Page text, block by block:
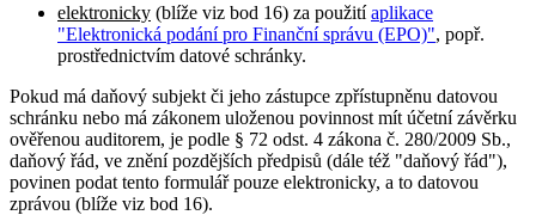
elektronicky (blíže viz bod 16) za použitíaplikace
"Elektronická podání pro Finanční správu (EPO)", popř.
prostřednictvím datové schránky.
Pokud má daňový subjekt či jeho zástupce zpřístupněnu datovou
schránku nebo má zákonem uloženou povinnost mít účetní závěrku
ověřenou auditorem, je podle § 72 odst. 4 zákona č. 280/2009 Sb.,
daňový řád, ve znění pozdějších předpisů (dále též "daňový řád"),
povinen podat tento formulář pouze elektronicky, a to datovou
zprávou (blíže viz bod 16).